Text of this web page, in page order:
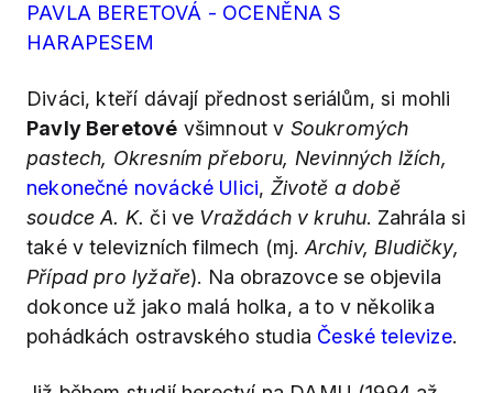
PAVLA BERETOVÁ - OCENĚNA S
HARAPESEM
Diváci, kteří dávají přednost seriálům, si mohli
Pavly Beretové všimnout v Soukromých
pastech, Okresním přeboru, Nevinných lžích,
nekonečné novácké Ulici, Životě a době
soudce A. K. či ve Vraždách v kruhu. Zahrála si
také v televizních filmech (mj. Archiv, Bludičky,
Případ pro lyžaře). Na obrazovce se objevila
dokonce už jako malá holka, a to v několika
pohádkách ostravského studia České televize.